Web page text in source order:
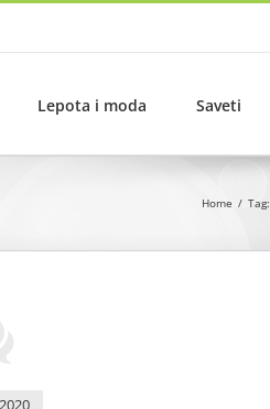
Lepota i moda Saveti
Home Tag: